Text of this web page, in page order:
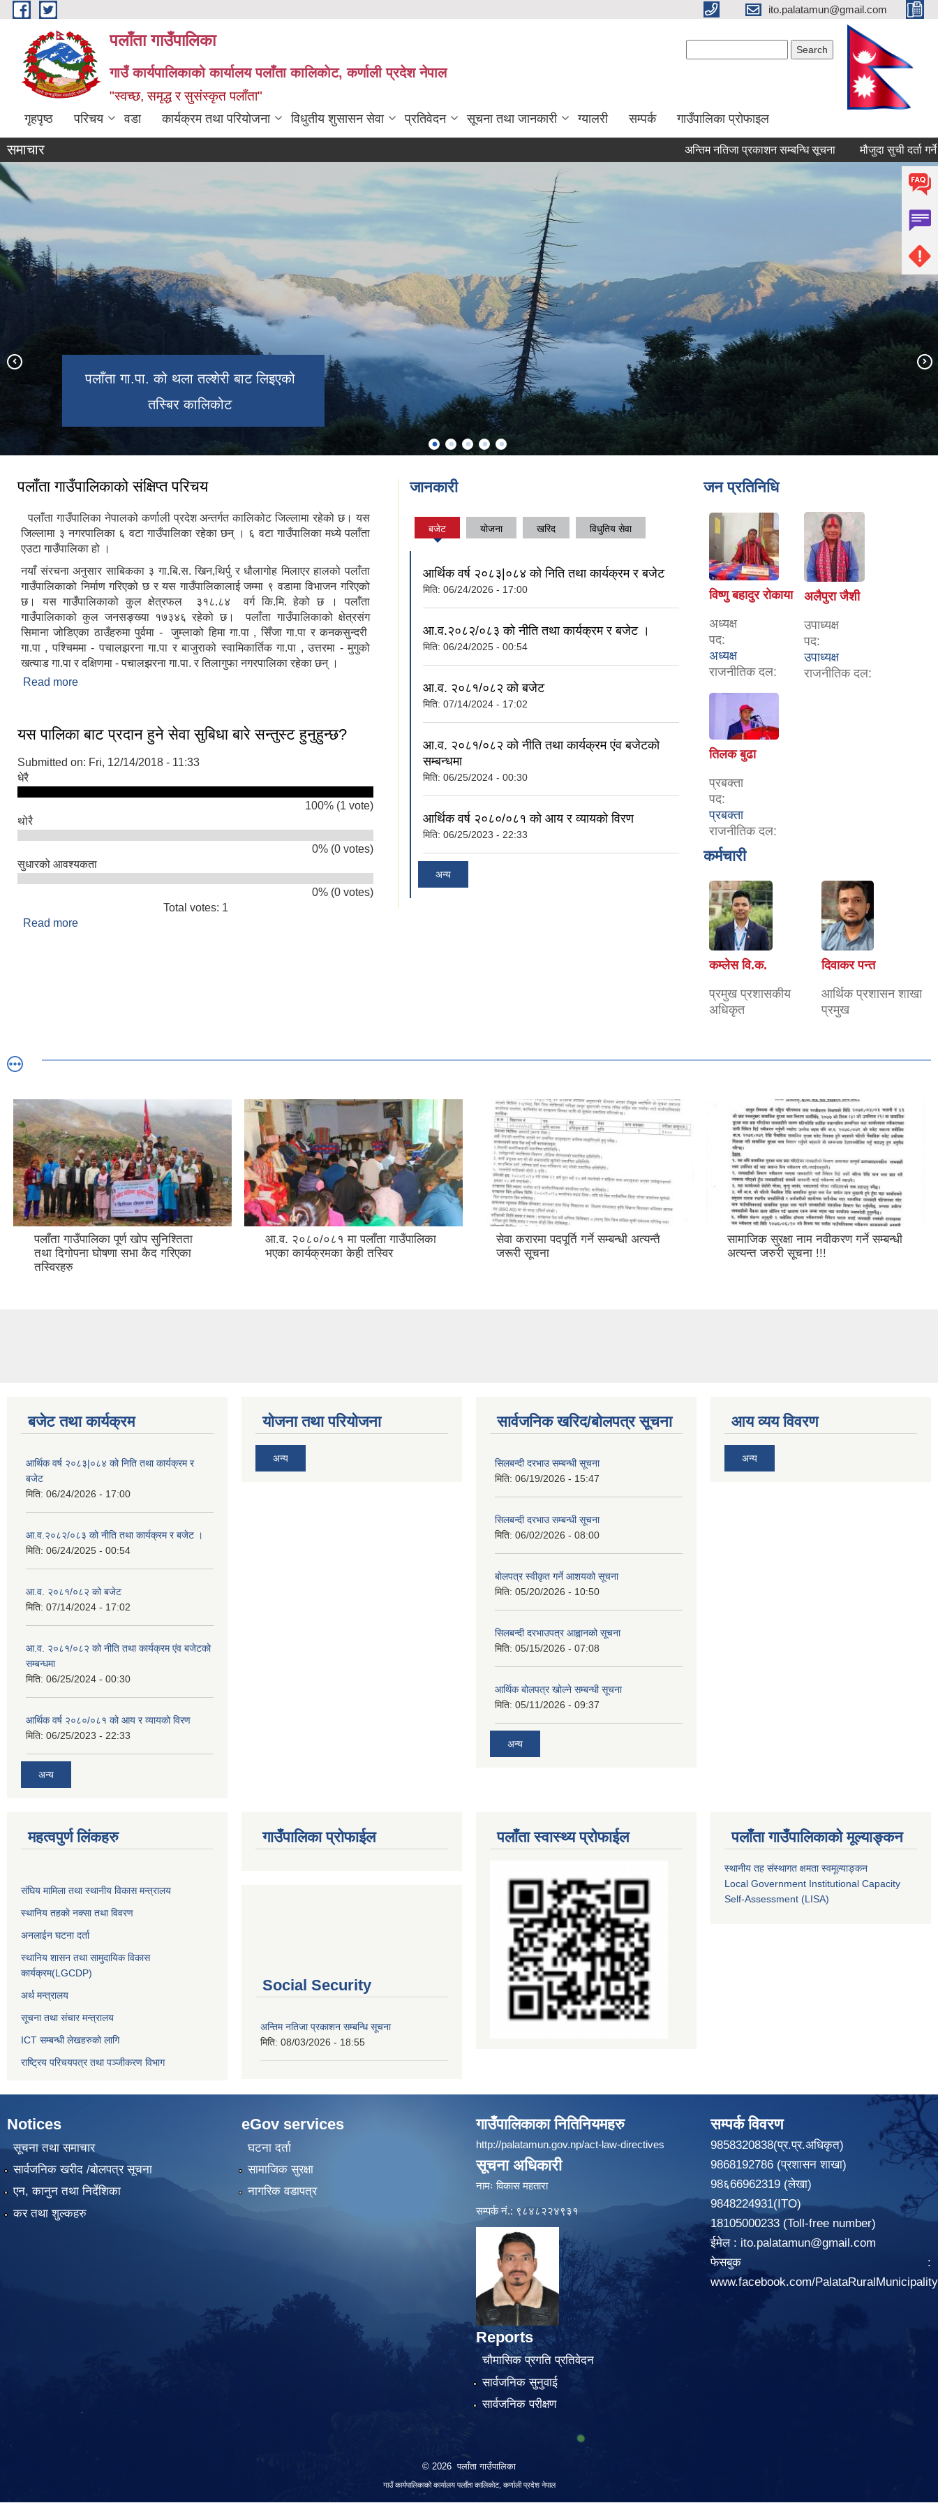
Skip to main content ito.palatamun@gmail.com
पलाँता गाउँपालिका
गाउँ कार्यपालिकाको कार्यालयपलाँता कालिकाेट, कर्णाली प्रदेश नेपाल
"स्वच्छ, समृद्ध र सुसंस्कृत पलाँता"
गृहपृष्ठ परिचय वडा कार्यक्रम तथा परियोजना विधुतीय शुसासन सेवा प्रतिवेदन सूचना तथा जानकारी ग्यालरी सम्पर्क गाउँपालिका प्रोफाइल
समाचार अन्तिम नतिजा प्रकाशन सम्बन्धि सूचना मौजुदा सुची दर्ता गर्ने सम्बन्धी
पलाँता गा.पा. को थला तल्शेरी बाट लिइएको
तस्बिर कालिकोट
पलाँता गाउँपालिका वडा नं. ९ थिर्पु
खापरदेव मष्टाको मन्दिर कालिकोट
गाउँपालिका प्रमुख विष्णु बहादुर
रोकाया,उपाध्यक्ष, प्रमुख प्रशासकिय अधिकृत
,कार्यपालिका सदस्य सहित कर्मचारीहरु
पलाँता गाउँपालिकाको संक्षिप्त परिचय
पलाँता गाउँपालिका नेपालको कर्णाली प्रदेश अन्तर्गत कालिकोट जिल्लामा रहेको छ। यस
जिल्लामा ३ नगरपालिका ६ वटा गाउँपालिका रहेका छन् । ६ वटा गाउँपालिका मध्ये पलाँता
एउटा गाउँपालिका हो ।
नयाँ संरचना अनुसार साबिकका ३ गा.बि.स. खिन,थिर्पु र धौलागोह मिलाएर हालको पलाँता
गाउँपालिकाको निर्माण गरिएको छ र यस गाउँपालिकालाई जम्मा ९ वडामा विभाजन गरिएको
छ। यस गाउँपालिकाको कुल क्षेत्रफल ३१८.८४ वर्ग कि.मि. हेको छ । पलाँता
गाउँपालिकाको कुल जनसङ्ख्या १७३४६ रहेको छ। पलाँता गाउँपालिकाको क्षेत्रसंग
सिमाना जोडिएका ठाउँहरुमा पुर्वमा - जुम्लाको हिमा गा.पा , सिँजा गा.पा र कनकसुन्दरी
गा.पा , पश्चिममा - पचालझरना गा.पा र बाजुराको स्वामिकार्तिक गा.पा , उत्तरमा - मुगुको
खत्याड गा.पा र दक्षिणमा - पचालझरना गा.पा. र तिलागुफा नगरपालिका रहेका छन् ।
Read more
यस पालिका बाट प्रदान हुने सेवा सुबिधा बारे सन्तुस्ट हुनुहुन्छ?
Submitted on: Fri, 12/14/2018 - 11:33
धेरै
100% (1 vote)
थोरै
0% (0 votes)
सुधारको आवश्यकता
0% (0 votes)
Total votes: 1
Read more
जानकारी
बजेट
(active
योजना खरिद विधुतिय सेवा
आर्थिक वर्ष २०८३|०८४ को निति तथा कार्यक्रम र बजेट
मिति: 06/24/2026 - 17:00
आ.व.२०८२/०८३ को नीति तथा कार्यक्रम र बजेट ।
मिति: 06/24/2025 - 00:54
आ.व. २०८१/०८२ को बजेट
मिति: 07/14/2024 - 17:02
आ.व. २०८१/०८२ को नीति तथा कार्यक्रम एंव बजेटको
सम्बन्धमा
मिति: 06/25/2024 - 00:30
आर्थिक वर्ष २०८०/०८१ को आय र व्यायको विरण
मिति: 06/25/2023 - 22:33
अन्य
जन प्रतिनिधि
विष्णु बहादुर रोकाया
अध्यक्ष
पद:
अध्यक्ष
राजनीतिक दल:
अलैपुरा जैशी
उपाध्यक्ष
पद:
उपाध्यक्ष
राजनीतिक दल:
तिलक बुढा
प्रबक्ता
पद:
प्रबक्ता
राजनीतिक दल:
कर्मचारी
कम्लेस वि.क.
प्रमुख प्रशासकीय
अधिकृत
दिवाकर पन्त
आर्थिक प्रशासन शाखा
प्रमुख
पलाँता गाउँपालिका पूर्ण खोप सुनिश्तिता
तथा दिगोपना घोषणा सभा कैद गरिएका
तस्विरहरु
आ.व. २०८०/०८१ मा पलाँता गाउँपालिका
भएका कार्यक्रमका केही तस्विर
सेवा करारमा पदपूर्ति गर्ने सम्बन्धी अत्यन्तै
जरूरी सूचना
सामाजिक सुरक्षा नाम नवीकरण गर्ने सम्बन्धी
अत्यन्त जरुरी सूचना !!!
बजेट तथा कार्यक्रम
आर्थिक वर्ष २०८३|०८४ को निति तथा कार्यक्रम र
बजेट
मिति: 06/24/2026 - 17:00
आ.व.२०८२/०८३ को नीति तथा कार्यक्रम र बजेट ।
मिति: 06/24/2025 - 00:54
आ.व. २०८१/०८२ को बजेट
मिति: 07/14/2024 - 17:02
आ.व. २०८१/०८२ को नीति तथा कार्यक्रम एंव बजेटको
सम्बन्धमा
मिति: 06/25/2024 - 00:30
आर्थिक वर्ष २०८०/०८१ को आय र व्यायको विरण
मिति: 06/25/2023 - 22:33
अन्य
योजना तथा परियोजना
अन्य
सार्वजनिक खरिद/बोलपत्र सूचना
सिलबन्दी दरभाउ सम्बन्धी सूचना
मिति: 06/19/2026 - 15:47
सिलबन्दी दरभाउ सम्बन्धी सूचना
मिति: 06/02/2026 - 08:00
बोलपत्र स्वीकृत गर्ने आशयको सूचना
मिति: 05/20/2026 - 10:50
सिलबन्दी दरभाउपत्र आह्वानको सूचना
मिति: 05/15/2026 - 07:08
आर्थिक बोलपत्र खोल्ने सम्बन्धी सूचना
मिति: 05/11/2026 - 09:37
अन्य
आय व्यय विवरण
अन्य
महत्वपुर्ण लिंकहरु
संघिय मामिला तथा स्थानीय विकास मन्त्रालय
स्थानिय तहकाे नक्सा तथा विवरण
अनलाईन घटना दर्ता
स्थानिय शासन तथा सामुदायिक विकास
कार्यक्रम(LGCDP)
अर्थ मन्त्रालय
सूचना तथा संचार मन्त्रालय
ICT सम्बन्धी लेखहरुको लागि
राष्ट्रिय परिचयपत्र तथा पञ्‍जीकरण विभाग
गाउँपालिका प्रोफाईल
Social Security
अन्तिम नतिजा प्रकाशन सम्बन्धि सूचना
मिति: 08/03/2026 - 18:55
पलाँता स्वास्थ्य प्रोफाईल पलाँता गाउँपालिकाको मूल्याङ्कन
स्थानीय तह संस्थागत क्षमता स्वमूल्याङ्कन
Local Government Institutional Capacity
Self-Assessment (LISA)
Notices
सूचना तथा समाचार
सार्वजनिक खरीद /बोलपत्र सूचना
एन, कानुन तथा निर्देशिका
कर तथा शुल्कहरु
eGov services
घटना दर्ता
सामाजिक सुरक्षा
नागरिक वडापत्र
गाउँपालिकाका नितिनियमहरु
http://palatamun.gov.np/act-law-directives
सूचना अधिकारी
नामः विकास महतारा
सम्पर्क नं.: ९८४८२२४९३१
Reports
चौमासिक प्रगति प्रतिवेदन
सार्वजनिक सुनुवाई
सार्वजनिक परीक्षण
सम्पर्क विवरण
9858320838(प्र.प्र.अधिकृत)
9868192786 (प्रशासन शाखा)
98६66962319 (लेखा)
9848224931(ITO)
18105000233 (Toll-free number)
ईमेल : ito.palatamun@gmail.com
फेसबुक :
www.facebook.com/
© 2026 पलाँता गाउँपालिका
गाउँ कार्यपालिकाको कार्यालयपलाँता कालिकाेट, कर्णाली प्रदेश नेपाल